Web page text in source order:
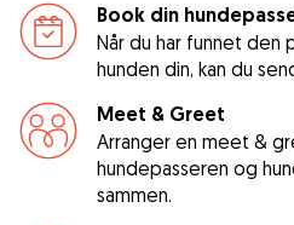
Book din
Når du har funnet den
hunden din, kan du
Meet & Greet
Arranger en meet &
hundepasseren og
sammen.